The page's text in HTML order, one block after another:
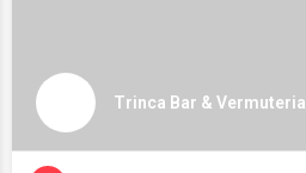
Trinca Bar & Vermuteria